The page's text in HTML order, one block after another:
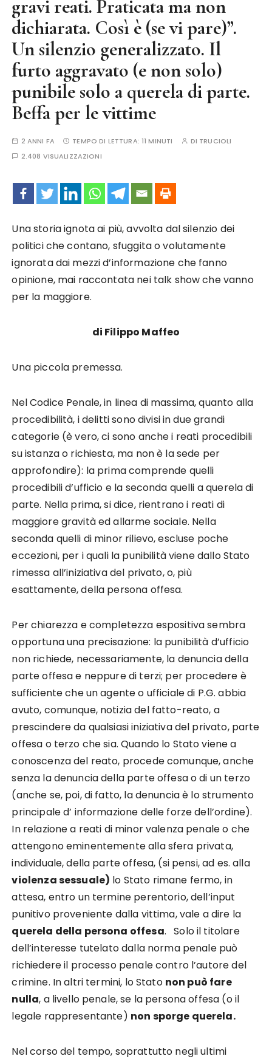
gravi reati. Praticata ma non
dichiarata. Così è (se vi pare)”.
Un silenzio generalizzato. Il
furto aggravato (e non solo)
punibile solo a querela di parte.
Beffa per le vittime
2 ANNI FA TEMPO DI LETTURA:11 MINUTI DI TRUCIOLI
2.408 VISUALIZZAZIONI
Una storia ignota ai più, avvolta dal silenzio dei
politici che contano, sfuggita o volutamente
ignorata dai mezzi d’informazione che fanno
opinione, mai raccontata nei talk show che vanno
per la maggiore.
di Filippo Maffeo
Una piccola premessa.
Nel Codice Penale, in linea di massima, quanto alla
procedibilità, i delitti sono divisi in due grandi
categorie (è vero, ci sono anche i reati procedibili
su istanza o richiesta, ma non è la sede per
approfondire): la prima comprende quelli
procedibili d’ufficio e la seconda quelli a querela di
parte. Nella prima, si dice, rientrano i reati di
maggiore gravità ed allarme sociale. Nella
seconda quelli di minor rilievo, escluse poche
eccezioni, per i quali la punibilità viene dallo Stato
rimessa all’iniziativa del privato, o, più
esattamente, della persona offesa.
Per chiarezza e completezza espositiva sembra
opportuna una precisazione: la punibilità d’ufficio
non richiede, necessariamente, la denuncia della
parte offesa e neppure di terzi; per procedere è
sufficiente che un agente o ufficiale di P.G. abbia
avuto, comunque, notizia del fatto-reato, a
prescindere da qualsiasi iniziativa del privato, parte
offesa o terzo che sia. Quando lo Stato viene a
conoscenza del reato, procede comunque, anche
senza la denuncia della parte offesa o di un terzo
(anche se, poi, di fatto, la denuncia è lo strumento
principale d’ informazione delle forze dell’ordine).
In relazione a reati di minor valenza penale o che
attengono eminentemente alla sfera privata,
individuale, della parte offesa, (si pensi, ad es. alla
violenza sessuale) lo Stato rimane fermo, in
attesa, entro un termine perentorio, dell’input
punitivo proveniente dalla vittima, vale a dire la
querela della persona offesa. Solo il titolare
dell’interesse tutelato dalla norma penale può
richiedere il processo penale contro l’autore del
crimine. In altri termini, lo Stato non può fare
nulla, a livello penale, se la persona offesa (o il
legale rappresentante) non sporge querela.
Nel corso del tempo, soprattutto negli ultimi